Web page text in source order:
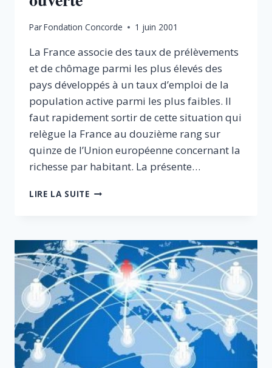
ParFondation Concorde 1 juin 2001
La France associe des taux de prélèvements
et de chômage parmi les plus élevés des
pays développés à un taux d’emploi de la
population active parmi les plus faibles. Il
faut rapidement sortir de cette situation qui
relègue la France au douzième rang sur
quinze de l’Union européenne concernant la
richesse par habitant. La présente…
LIRE LA SUITEUNE
FRANCE
OUVERTE